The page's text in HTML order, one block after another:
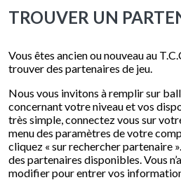
TROUVER UN
Vous êtes ancien ou nouveau au
trouver des partenaires de jeu.
Nous vous invitons à remplir sur
concernant votre niveau et vos
très simple, connectez vous sur
menu des paramètres de votre
cliquez « sur rechercher partenaire
des partenaires disponibles. Vous
modifier pour entrer vos